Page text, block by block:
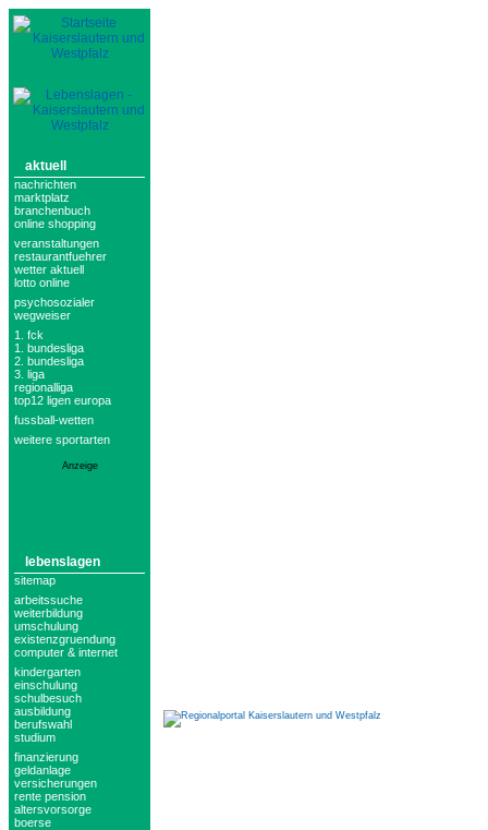
aktuell
nachrichten
marktplatz
branchenbuch
online shopping
veranstaltungen
restaurantfuehrer
wetter aktuell
lotto online
psychosozialer
wegweiser
1. fck
1. bundesliga
2. bundesliga
3. liga
regionalliga
top12 ligen europa
fussball-wetten
weitere sportarten
Anzeige
lebenslagen
sitemap
arbeitssuche
weiterbildung
umschulung
existenzgruendung
computer & internet
kindergarten
einschulung
schulbesuch
ausbildung
berufswahl
studium
finanzierung
geldanlage
versicherungen
rente pension
altersvorsorge
boerse